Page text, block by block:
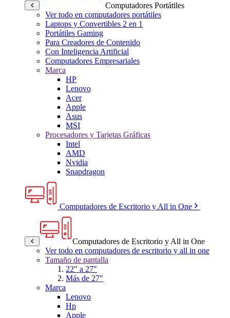
Computadores Portátiles
Ver todo en computadores portátiles
Laptops y Convertibles 2 en 1
Portátiles Gaming
Para Creadores de Contenido
Con Inteligencia Artificial
Computadores Empresariales
Marca
HP
Lenovo
Acer
Apple
Asus
MSI
Procesadores y Tarjetas Gráficas
Intel
AMD
Nvidia
Snapdragon
Computadores de Escritorio y All in One
Computadores de Escritorio y All in One
Ver todo en computadores de escritorio y all in one
Tamaño de pantalla
22" a 27"
Más de 27"
Marca
Lenovo
Hp
Apple